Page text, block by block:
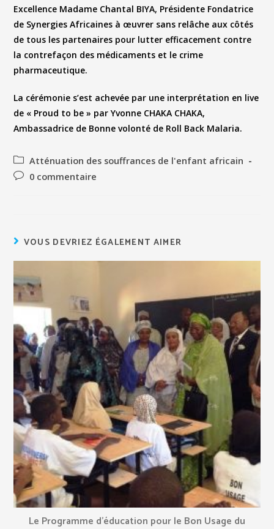
Excellence Madame Chantal BIYA, Présidente Fondatrice
de Synergies Africaines à œuvrer sans relâche aux côtés
de tous les partenaires pour lutter efficacement contre
la contrefaçon des médicaments et le crime
pharmaceutique.
La cérémonie s’est achevée par une interprétation en live
de « Proud to be » par Yvonne CHAKA CHAKA,
Ambassadrice de Bonne volonté de Roll Back Malaria.
Atténuation des souffrances de l'enfant africain
0 commentaire
VOUS DEVRIEZ ÉGALEMENT AIMER
Le Programme d’éducation pour le Bon Usage du